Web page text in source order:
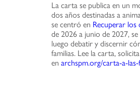
La carta se publica en un
dos años destinadas a
se centró en Recuperar los
de 2026 a junio de 2027,
luego debatir y discernir
familias. Lee la carta,
en archspm.org/carta-a-las-